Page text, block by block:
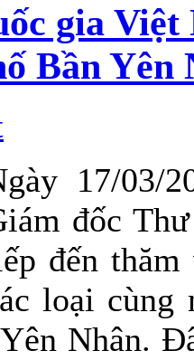
gia Việt
Bần Yên
17/03/
đốc
đến thăm
loại cùng
Nhân.